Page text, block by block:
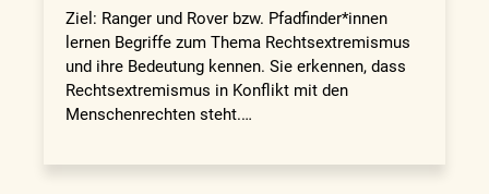
Ziel: Ranger und Rover bzw. Pfadfinder*innen
lernen Begriffe zum Thema Rechtsextremismus
und ihre Bedeutung kennen. Sie erkennen, dass
Rechtsextremismus in Konflikt mit den
Menschenrechten steht.…